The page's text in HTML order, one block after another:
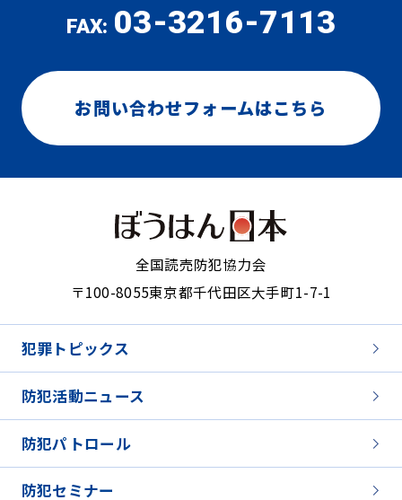
FAX: 03-3216-7113
お問い合わせフォームはこちら
全国読売防犯協力会
〒100-8055東京都千代田区大手町1-7-1
犯罪トピックス
防犯活動ニュース
防犯パトロール
防犯セミナー